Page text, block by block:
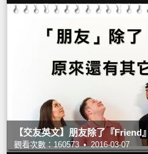
【交友英文】朋友除了『Friend
觀看次數：160573 • 2016-03-07